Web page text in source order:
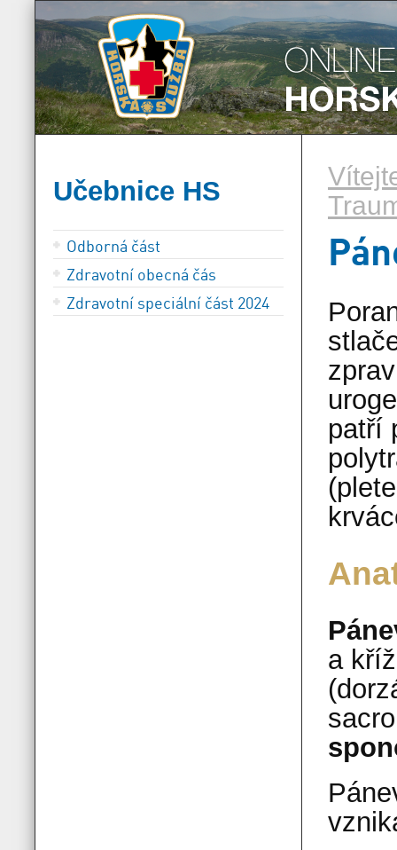
Učebnice HS
Odborná část
Zdravotní obecná čás
Zdravotní speciální část 2024
patří
a